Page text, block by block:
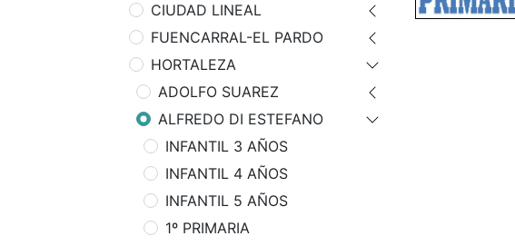
CIUDAD LINEAL
FUENCARRAL-EL PARDO
HORTALEZA
ADOLFO SUAREZ
ALFREDO DI ESTEFANO
INFANTIL 3 AÑOS
INFANTIL 4 AÑOS
INFANTIL 5 AÑOS
1º PRIMARIA